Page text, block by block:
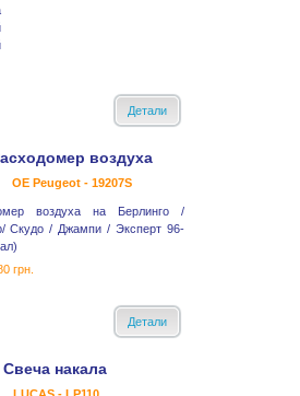
Детали
воздуха
OE Peugeot - 19207S
воздуха на Берлинго /
Скудо / Джампи / Эксперт 96-
грн.
Детали
Свеча накала